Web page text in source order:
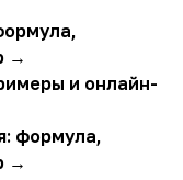
→
и онлайн-
формула,
→